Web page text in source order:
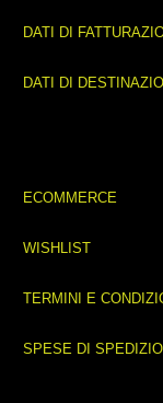
DATI DI
DATI DI
ECOMMERCE
WISHLIST
TERMINI E
SPESE DI